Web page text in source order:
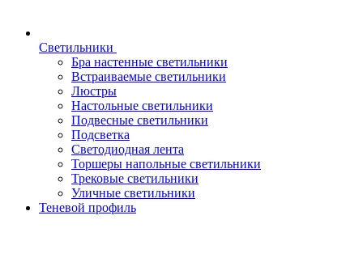
Светильники
Бра настенные светильники
Встраиваемые светильники
Люстры
Настольные светильники
Подвесные светильники
Подсветка
Светодиодная лента
Торшеры напольные светильники
Трековые светильники
Уличные светильники
Теневой профиль